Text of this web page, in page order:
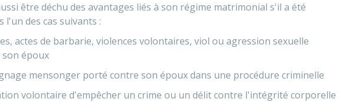
être déchu des avantages liés à son régime matrimonial s'il a été
l'un des cas suivants :
actes de barbarie, violences volontaires, viol ou agression sexuelle
époux
mensonger porté contre son époux dans une procédure criminelle
volontaire d'empêcher un crime ou un délit contre l'intégrité corporelle